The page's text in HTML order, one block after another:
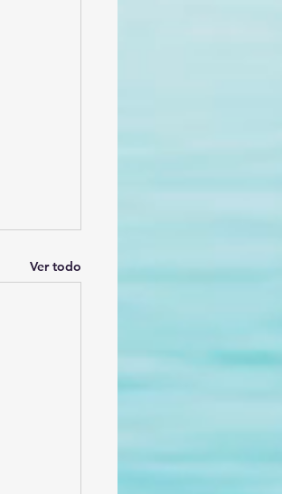
Ver todo